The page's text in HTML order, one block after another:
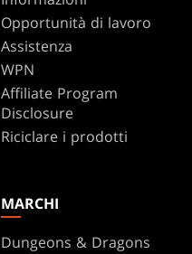
Opportunità di lavoro
Assistenza
WPN
Affiliate Program
Disclosure
Riciclare i prodotti
MARCHI
Dungeons & Dragons